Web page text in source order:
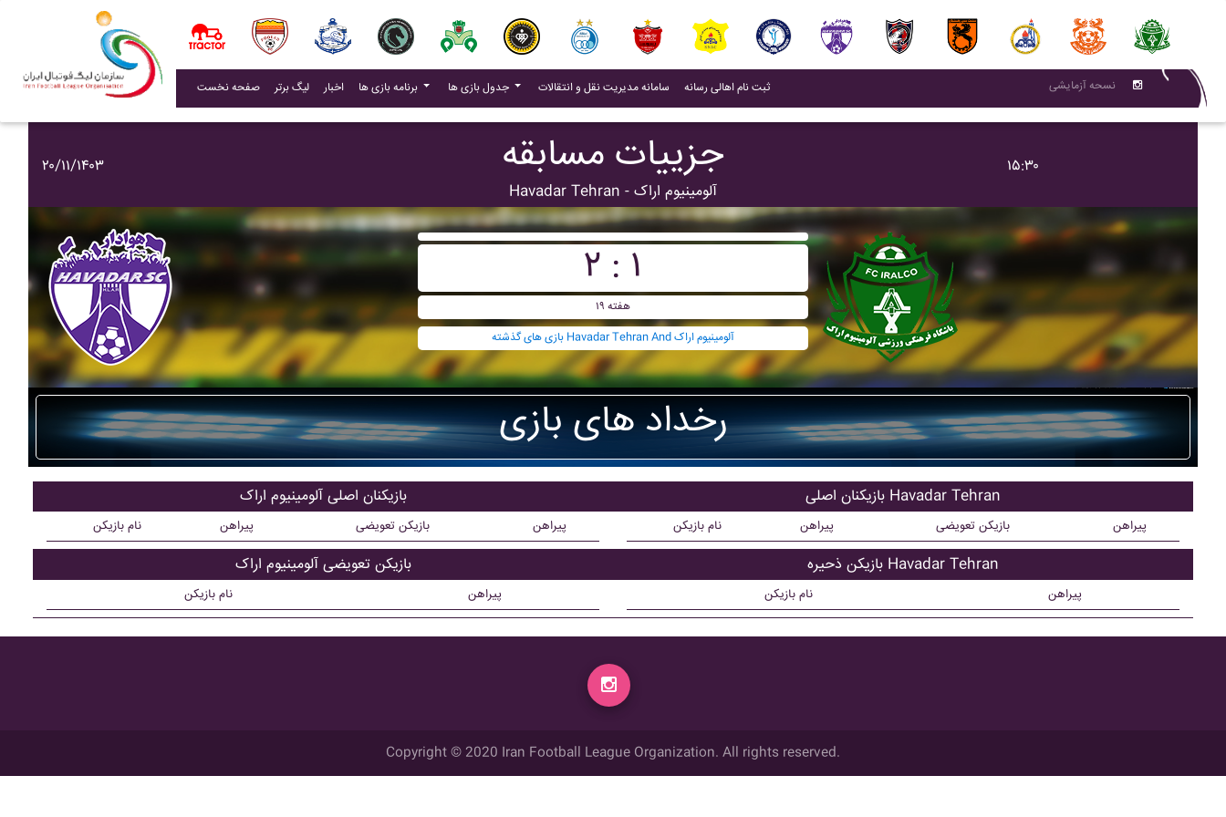
صفحه نخست لیگ برتر اخبار(current) برنامه بازی ها جدول بازی ها سامانه مدیریت نقل و انتقالات (current)
ثبت نام اهالی رسانه(current) نسحه آزمایشی
۲۰/۱۱/۱۴۰۳ جزییات مسابقه
Havadar Tehran - آلومينيوم اراک
۱۵:۳۰
۲ : ۱
هفته ۱۹
بازی های گذشته Havadar Tehran And آلومينيوم اراک
رخداد های بازی
بازیکنان اصلی آلومينيوم اراک
نام بازیکن پیراهن بازیکن تعویضی پیراهن
بازیکن تعویضی آلومينيوم اراک
نام بازیکن پیراهن
بازیکنان اصلی Havadar Tehran
نام بازیکن پیراهن بازیکن تعویضی پیراهن
بازیکن ذحیره Havadar Tehran
نام بازیکن پیراهن
Copyright © 2020 Iran Football League Organization. All rights reserved.